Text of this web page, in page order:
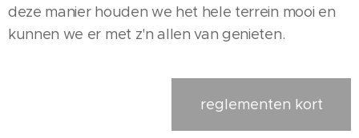
deze manier houden we het hele terrein mooi en
kunnen we er met z'n allen van genieten.
reglementen kort